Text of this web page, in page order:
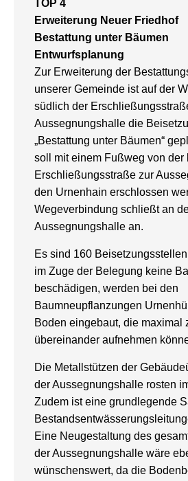
TOP 4
Erweiterung Neuer Friedhof
Bestattung unter Bäumen
Entwurfsplanung
Zur Erweiterung der
unserer Gemeinde ist auf der
südlich der
Aussegnungshalle die
„Bestattung unter Bäumen“
soll mit einem Fußweg von der
Erschließungsstraße zur
den Urnenhain erschlossen
Wegeverbindung schließt an
Aussegnungshalle an.
Es sind 160
im Zuge der Belegung keine
beschädigen, werden bei den
Baumneupflanzungen
Boden eingebaut, die maximal
übereinander aufnehmen
Die Metallstützen der
der Aussegnungshalle rosten
Zudem ist eine grundlegende
Eine Neugestaltung des
der Aussegnungshalle wäre
wünschenswert, da die